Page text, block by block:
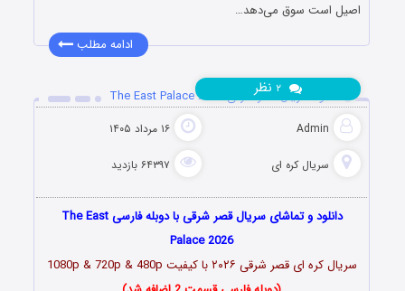
اصیل است سوق می‌دهد…
ادامه مطلب
دانلود سریال قصر شرقی The East Palace 2026
Admin ۱۶ مرداد ۱۴۰۵
سریال کره ای ۶۴۳۹۷ بازدید
۲ نظر
دانلود و تماشای سریال قصر شرقی با دوبله فارسی The East
Palace 2026
سریال کره ای قصر شرقی ۲۰۲۶با کیفیت 1080p & 720p & 480p